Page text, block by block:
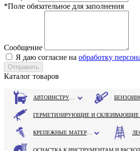
*Поле обязательное для заполнения
Сообщение
Я даю согласие на обработку
Каталог товаров